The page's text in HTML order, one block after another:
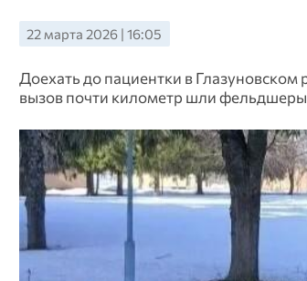
22 марта 2026 | 16:05
Доехать до пациентки в
вызов почти километр шли